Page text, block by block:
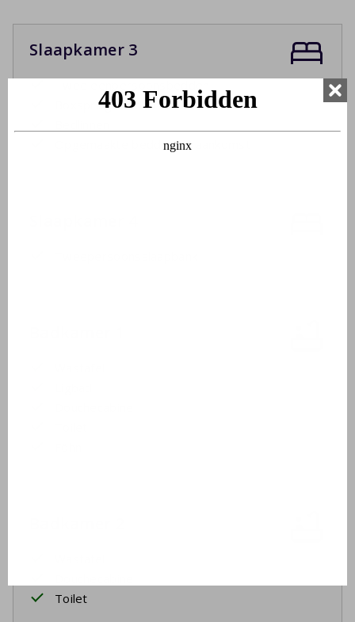
Slaapkamer 3
Boxspringbedden
Opgemaakte bedden bij aankomst
Toilet